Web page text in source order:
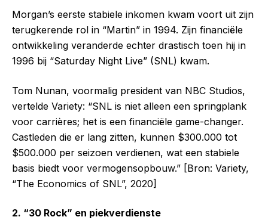
Morgan’s eerste stabiele inkomen kwam voort uit zijn
terugkerende rol in “Martin” in 1994. Zijn financiële
ontwikkeling veranderde echter drastisch toen hij in
1996 bij “Saturday Night Live” (SNL) kwam.
Tom Nunan, voormalig president van NBC Studios,
vertelde Variety: “SNL is niet alleen een springplank
voor carrières; het is een financiële game-changer.
Castleden die er lang zitten, kunnen $300.000 tot
$500.000 per seizoen verdienen, wat een stabiele
basis biedt voor vermogensopbouw.” [Bron: Variety,
“The Economics of SNL”, 2020]
2. “30 Rock” en piekverdienste